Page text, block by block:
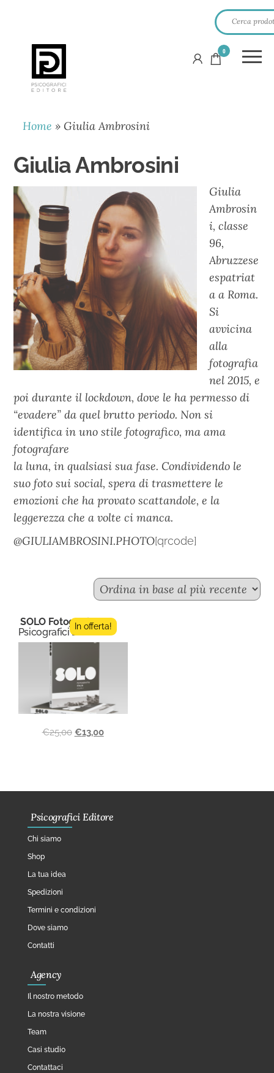
PSICOGRAFICI
EDITORE
0
Home » Giulia Ambrosini
Giulia Ambrosini
Giulia
Ambrosin
i, classe
96,
Abruzzese
espatriat
a a Roma.
Si
avvicina
alla
fotografia
nel 2015, e
poi durante il lockdown, dove le ha permesso di
“evadere” da quel brutto periodo. Non si
identifica in uno stile fotografico, ma ama
fotografare
la luna, in qualsiasi sua fase. Condividendo le
suo foto sui social, spera di trasmettere le
emozioni che ha provato scattandole, e la
leggerezza che a volte ci manca.
@GIULIAMBROSINI.PHOTO[qrcode]
SOLO Fotografia 2
Psicografici Editore
In offerta!
€25,00 €13,00
Psicografici Editore
Chi siamo
Shop
La tua idea
Spedizioni
Termini e condizioni
Dove siamo
Contatti
Agency
Il nostro metodo
La nostra visione
Team
Casi studio
Contattaci